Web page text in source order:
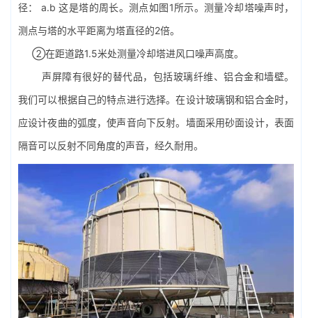
径： a.b 这是塔的周长。测点如图1所示。测量冷却塔噪声时，
测点与塔的水平距离为塔直径的2倍。
②在距道路1.5米处测量冷却塔进风口噪声高度。
声屏障有很好的替代品，包括玻璃纤维、铝合金和墙壁。
我们可以根据自己的特点进行选择。在设计玻璃钢和铝合金时，
应设计夜曲的弧度，使声音向下反射。墙面采用砂面设计，表面
隔音可以反射不同角度的声音，经久耐用。